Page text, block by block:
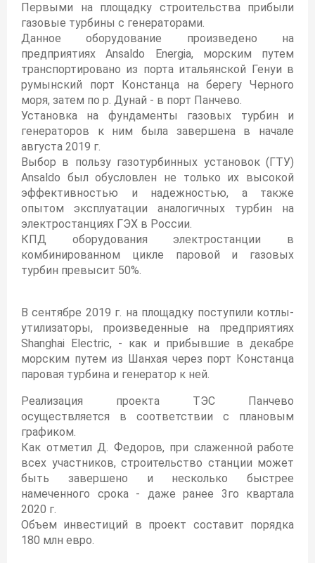
Первыми на площадку строительства прибыли
газовые турбины с генераторами.
Данное оборудование произведено на
предприятиях Ansaldo Energia, морским путем
транспортировано из порта итальянской Генуи в
румынский порт Констанца на берегу Черного
моря, затем по р. Дунай - в порт Панчево.
Установка на фундаменты газовых турбин и
генераторов к ним была завершена в начале
августа 2019 г.
Выбор в пользу газотурбинных установок (ГТУ)
Ansaldo был обусловлен не только их высокой
эффективностью и надежностью, а также
опытом эксплуатации аналогичных турбин на
электростанциях ГЭХ в России.
КПД оборудования электростанции в
комбинированном цикле паровой и газовых
турбин превысит 50%.
В сентябре 2019 г. на площадку поступили котлы-
утилизаторы, произведенные на предприятиях
Shanghai Electric, - как и прибывшие в декабре
морским путем из Шанхая через порт Констанца
паровая турбина и генератор к ней.
Реализация проекта ТЭС Панчево
осуществляется в соответствии с плановым
графиком.
Как отметил Д. Федоров, при слаженной работе
всех участников, строительство станции может
быть завершено и несколько быстрее
намеченного срока - даже ранее 3го квартала
2020 г.
Объем инвестиций в проект составит порядка
180 млн евро.